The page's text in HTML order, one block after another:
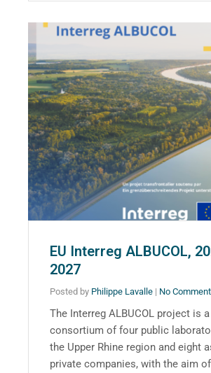
EU Interreg ALBUCOL,
2027
Posted by Philippe Lavalle | No
The Interreg ALBUCOL project is a
consortium of four public
the Upper Rhine region and eight
private companies, with the aim